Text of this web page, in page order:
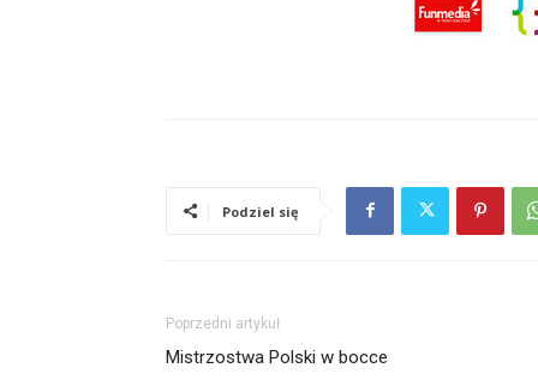
Podziel się
Poprzedni artykuł
Mistrzostwa Polski w bocce